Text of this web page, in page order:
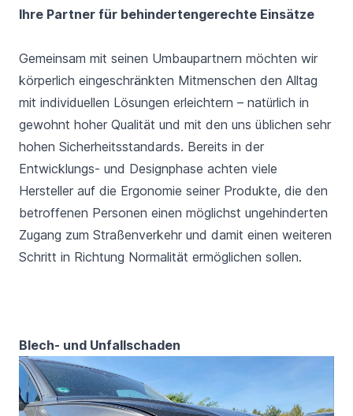
Ihre Partner für behindertengerechte Einsätze
Gemeinsam mit seinen Umbaupartnern möchten wir
körperlich eingeschränkten Mitmenschen den Alltag
mit individuellen Lösungen erleichtern – natürlich in
gewohnt hoher Qualität und mit den uns üblichen sehr
hohen Sicherheitsstandards. Bereits in der
Entwicklungs- und Designphase achten viele
Hersteller auf die Ergonomie seiner Produkte, die den
betroffenen Personen einen möglichst ungehinderten
Zugang zum Straßenverkehr und damit einen weiteren
Schritt in Richtung Normalität ermöglichen sollen.
Blech- und Unfallschaden